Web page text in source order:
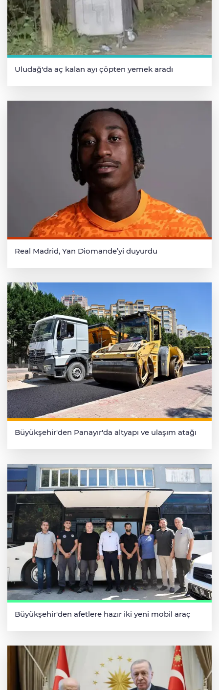
Uludağ'da aç kalan ayı çöpten yemek aradı
Real Madrid, Yan Diomande’yi duyurdu
Büyükşehir'den Panayır'da altyapı ve ulaşım atağı
Büyükşehir'den afetlere hazır iki yeni mobil araç